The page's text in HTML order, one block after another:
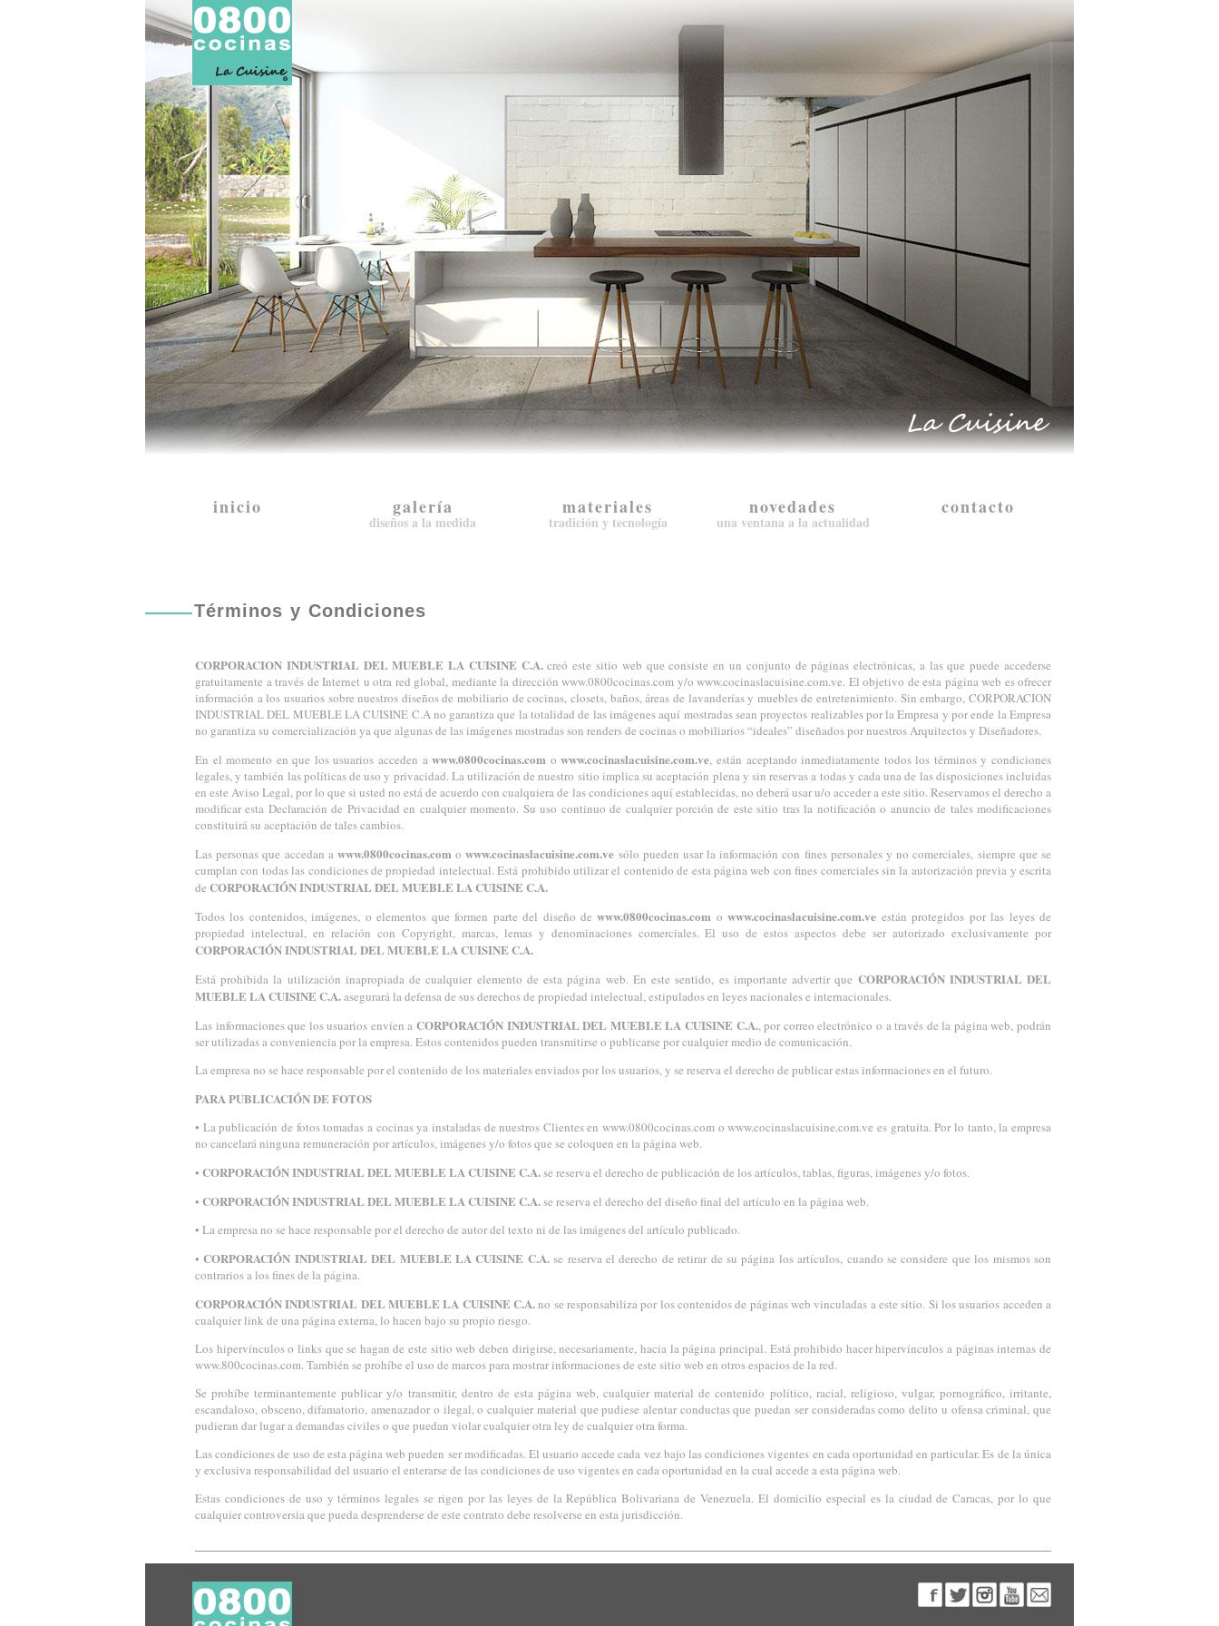
inicio galería
diseños a la medida
materiales
tradición y tecnología
novedades
una ventana a la actualidad
contacto
Términos y Condiciones
CORPORACION INDUSTRIAL DEL MUEBLE LA CUISINE C.A.creó este sitio web que consiste en un conjunto de páginas electrónicas, a las que puede accederse
gratuitamente a través de Internet u otra red global, mediante la dirección www.0800cocinas.com y/o www.cocinaslacuisine.com.ve. El objetivo de esta página web es ofrecer
información a los usuarios sobre nuestros diseños de mobiliario de cocinas, closets, baños, áreas de lavanderías y muebles de entretenimiento. Sin embargo, CORPORACION
INDUSTRIAL DEL MUEBLE LA CUISINE C.A no garantiza que la totalidad de las imágenes aquí mostradas sean proyectos realizables por la Empresa y por ende la Empresa
no garantiza su comercialización ya que algunas de las imágenes mostradas son renders de cocinas o mobiliarios “ideales” diseñados por nuestros Arquitectos y Diseñadores.
En el momento en que los usuarios acceden awww.0800cocinas.com owww.cocinaslacuisine.com.ve, están aceptando inmediatamente todos los términos y condiciones
legales, y también las políticas de uso y privacidad. La utilización de nuestro sitio implica su aceptación plena y sin reservas a todas y cada una de las disposiciones incluidas
en este Aviso Legal, por lo que si usted no está de acuerdo con cualquiera de las condiciones aquí establecidas, no deberá usar u/o acceder a este sitio. Reservamos el derecho a
modificar esta Declaración de Privacidad en cualquier momento. Su uso continuo de cualquier porción de este sitio tras la notificación o anuncio de tales modificaciones
constituirá su aceptación de tales cambios.
Las personas que accedan a www.0800cocinas.comowww.cocinaslacuisine.com.ve sólo pueden usar la información con fines personales y no comerciales, siempre que se
cumplan con todas las condiciones de propiedad intelectual. Está prohibido utilizar el contenido de esta página web con fines comerciales sin la autorización previa y escrita
de CORPORACIÓN INDUSTRIAL DEL MUEBLE LA CUISINE C.A.
Todos los contenidos, imágenes, o elementos que formen parte del diseño dewww.0800cocinas.com owww.cocinaslacuisine.com.ve están protegidos por las leyes de
propiedad intelectual, en relación con Copyright, marcas, lemas y denominaciones comerciales. El uso de estos aspectos debe ser autorizado exclusivamente por
CORPORACIÓN INDUSTRIAL DEL MUEBLE LA CUISINE C.A.
Está prohibida la utilización inapropiada de cualquier elemento de esta página web. En este sentido, es importante advertir que CORPORACIÓN INDUSTRIAL DEL
MUEBLE LA CUISINE C.A.asegurará la defensa de sus derechos de propiedad intelectual, estipulados en leyes nacionales e internacionales.
Las informaciones que los usuarios envíen aCORPORACIÓN INDUSTRIAL DEL MUEBLE LA CUISINE C.A., por correo electrónico o a través de la página web, podrán
ser utilizadas a conveniencia por la empresa. Estos contenidos pueden transmitirse o publicarse por cualquier medio de comunicación.
La empresa no se hace responsable por el contenido de los materiales enviados por los usuarios, y se reserva el derecho de publicar estas informaciones en el futuro.
PARA PUBLICACIÓN DE FOTOS
• La publicación de fotos tomadas a cocinas ya instaladas de nuestros Clientes en www.0800cocinas.com o www.cocinaslacuisine.com.ve es gratuita. Por lo tanto, la empresa
no cancelará ninguna remuneración por artículos, imágenes y/o fotos que se coloquen en la página web.
• CORPORACIÓN INDUSTRIAL DEL MUEBLE LA CUISINE C.A.se reserva el derecho de publicación de los artículos, tablas, figuras, imágenes y/o fotos.
• CORPORACIÓN INDUSTRIAL DEL MUEBLE LA CUISINE C.A.se reserva el derecho del diseño final del artículo en la página web.
• La empresa no se hace responsable por el derecho de autor del texto ni de las imágenes del artículo publicado.
•CORPORACIÓN INDUSTRIAL DEL MUEBLE LA CUISINE C.A.se reserva el derecho de retirar de su página los artículos, cuando se considere que los mismos son
contrarios a los fines de la página.
CORPORACIÓN INDUSTRIAL DEL MUEBLE LA CUISINE C.A.no se responsabiliza por los contenidos de páginas web vinculadas a este sitio. Si los usuarios acceden a
cualquier link de una página externa, lo hacen bajo su propio riesgo.
Los hipervínculos o links que se hagan de este sitio web deben dirigirse, necesariamente, hacia la página principal. Está prohibido hacer hipervínculos a páginas internas de
www.800cocinas.com. También se prohíbe el uso de marcos para mostrar informaciones de este sitio web en otros espacios de la red.
Se prohíbe terminantemente publicar y/o transmitir, dentro de esta página web, cualquier material de contenido político, racial, religioso, vulgar, pornográfico, irritante,
escandaloso, obsceno, difamatorio, amenazador o ilegal, o cualquier material que pudiese alentar conductas que puedan ser consideradas como delito u ofensa criminal, que
pudieran dar lugar a demandas civiles o que puedan violar cualquier otra ley de cualquier otra forma.
Las condiciones de uso de esta página web pueden ser modificadas. El usuario accede cada vez bajo las condiciones vigentes en cada oportunidad en particular. Es de la única
y exclusiva responsabilidad del usuario el enterarse de las condiciones de uso vigentes en cada oportunidad en la cual accede a esta página web.
Estas condiciones de uso y términos legales se rigen por las leyes de la República Bolivariana de Venezuela. El domicilio especial es la ciudad de Caracas, por lo que
cualquier controversia que pueda desprenderse de este contrato debe resolverse en esta jurisdicción.